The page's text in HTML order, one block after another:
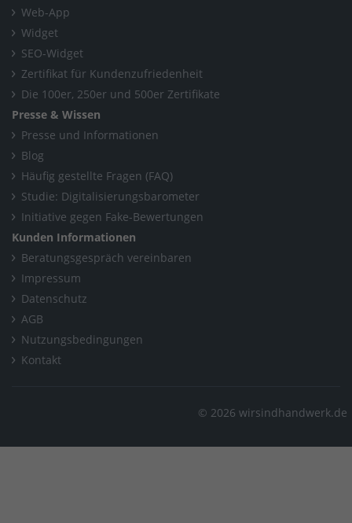
Web-App
Widget
SEO-Widget
Zertifikat für Kundenzufriedenheit
Die 100er, 250er und 500er Zertifikate
Presse & Wissen
Presse und Informationen
Blog
Häufig gestellte Fragen (FAQ)
Studie: Digitalisierungsbarometer
Initiative gegen Fake-Bewertungen
Kunden Informationen
Beratungsgespräch vereinbaren
Impressum
Datenschutz
AGB
Nutzungsbedingungen
Kontakt
© 2026 wirsindhandwerk.de